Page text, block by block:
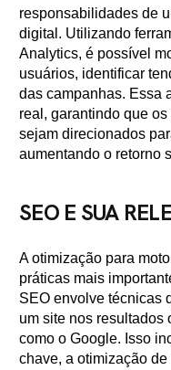
responsabilidades de
digital. Utilizando
Analytics, é possível
usuários, identificar
das campanhas. Essa
real, garantindo que
sejam direcionados
aumentando o retorno
SEO E SUA
A otimização para
práticas mais
SEO envolve técnicas
um site nos resultados
como o Google. Isso
chave, a otimização